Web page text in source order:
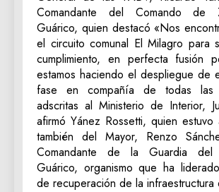
Comandante del Comando de
Guárico, quien destacó «Nos
el circuito comunal El Milagro para
cumplimiento, en perfecta fusión
estamos haciendo el despliegue de
fase en compañía de todas las
adscritas al Ministerio de Interior,
afirmó Yánez Rossetti, quien estuvo
también del Mayor, Renzo
Comandante de la Guardia
Guárico, organismo que ha
de recuperación de la infraestructura